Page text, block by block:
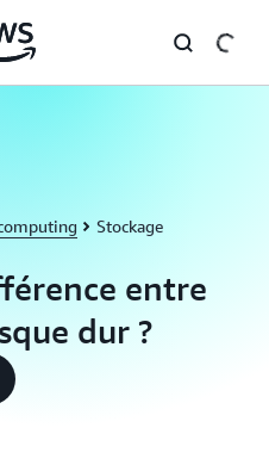
Stockage
entre
dur ?